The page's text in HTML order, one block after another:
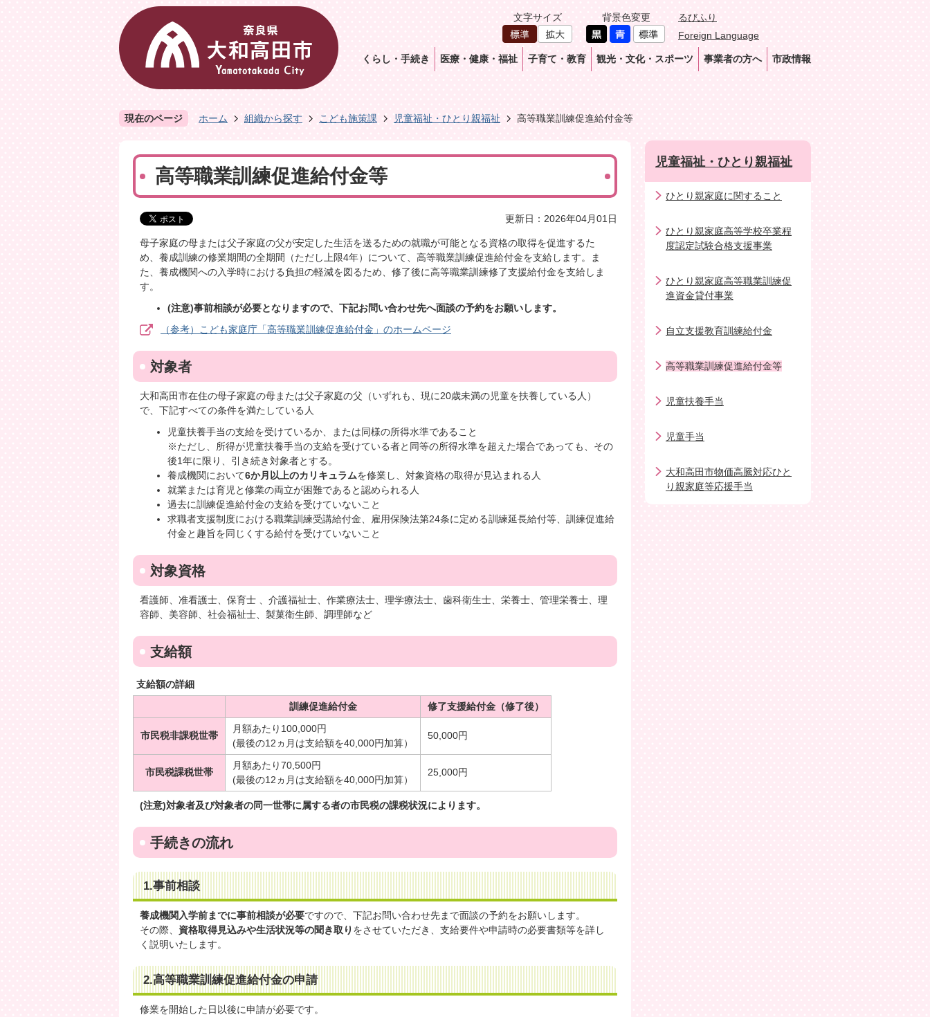
文字サイズ 背景色変更
るびふり
Foreign Language
くらし・手続き 医療・健康・福祉 子育て・教育 観光・文化・スポーツ 事業者の方へ 市政情報
現在のページ ホーム 組織から探す こども施策課 児童福祉・ひとり親福祉 高等職業訓練促進給付金等
高等職業訓練促進給付金等
更新日：2026年04月01日
母子家庭の母または父子家庭の父が安定した生活を送るための就職が可能となる資格の取得を促進するた
め、養成訓練の修業期間の全期間（ただし上限4年）について、高等職業訓練促進給付金を支給します。ま
た、養成機関への入学時における負担の軽減を図るため、修了後に高等職業訓練修了支援給付金を支給しま
す。
(注意)事前相談が必要となりますので、下記お問い合わせ先へ面談の予約をお願いします。
（参考）こども家庭庁「高等職業訓練促進給付金」のホームページ
対象者
大和高田市在住の母子家庭の母または父子家庭の父（いずれも、現に20歳未満の児童を扶養している人）
で、下記すべての条件を満たしている人
児童扶養手当の支給を受けているか、または同様の所得水準であること
※ただし、所得が児童扶養手当の支給を受けている者と同等の所得水準を超えた場合であっても、その
後1年に限り、引き続き対象者とする。
養成機関において6か月以上のカリキュラムを修業し、対象資格の取得が見込まれる人
就業または育児と修業の両立が困難であると認められる人
過去に訓練促進給付金の支給を受けていないこと
求職者支援制度における職業訓練受講給付金、雇用保険法第24条に定める訓練延長給付等、訓練促進給
付金と趣旨を同じくする給付を受けていないこと
対象資格
看護師、准看護士、保育士 、介護福祉士、作業療法士、理学療法士、歯科衛生士、栄養士、管理栄養士、理
容師、美容師、社会福祉士、製菓衛生師、調理師など
支給額
支給額の詳細
訓練促進給付金
修了支援給付金（修了後）
市民税非課税世帯
月額あたり100,000円
(最後の12ヵ月は支給額を40,000円加算）
50,000円
市民税課税世帯
月額あたり70,500円
(最後の12ヵ月は支給額を40,000円加算）
25,000円
(注意)対象者及び対象者の同一世帯に属する者の市民税の課税状況によります。
手続きの流れ
1.事前相談
養成機関入学前までに事前相談が必要ですので、下記お問い合わせ先まで面談の予約をお願いします。
その際、 資格取得見込みや生活状況等の聞き取り をさせていただき、支給要件や申請時の必要書類等を詳し
く説明いたします。
2.高等職業訓練促進給付金の申請
修業を開始した日以後に申請が必要です。
児童福祉・ひとり親福祉
ひとり親家庭に関すること
ひとり親家庭高等学校卒業程
度認定試験合格支援事業
ひとり親家庭高等職業訓練促
進資金貸付事業
自立支援教育訓練給付金
高等職業訓練促進給付金等
児童扶養手当
児童手当
大和高田市物価高騰対応ひと
り親家庭等応援手当